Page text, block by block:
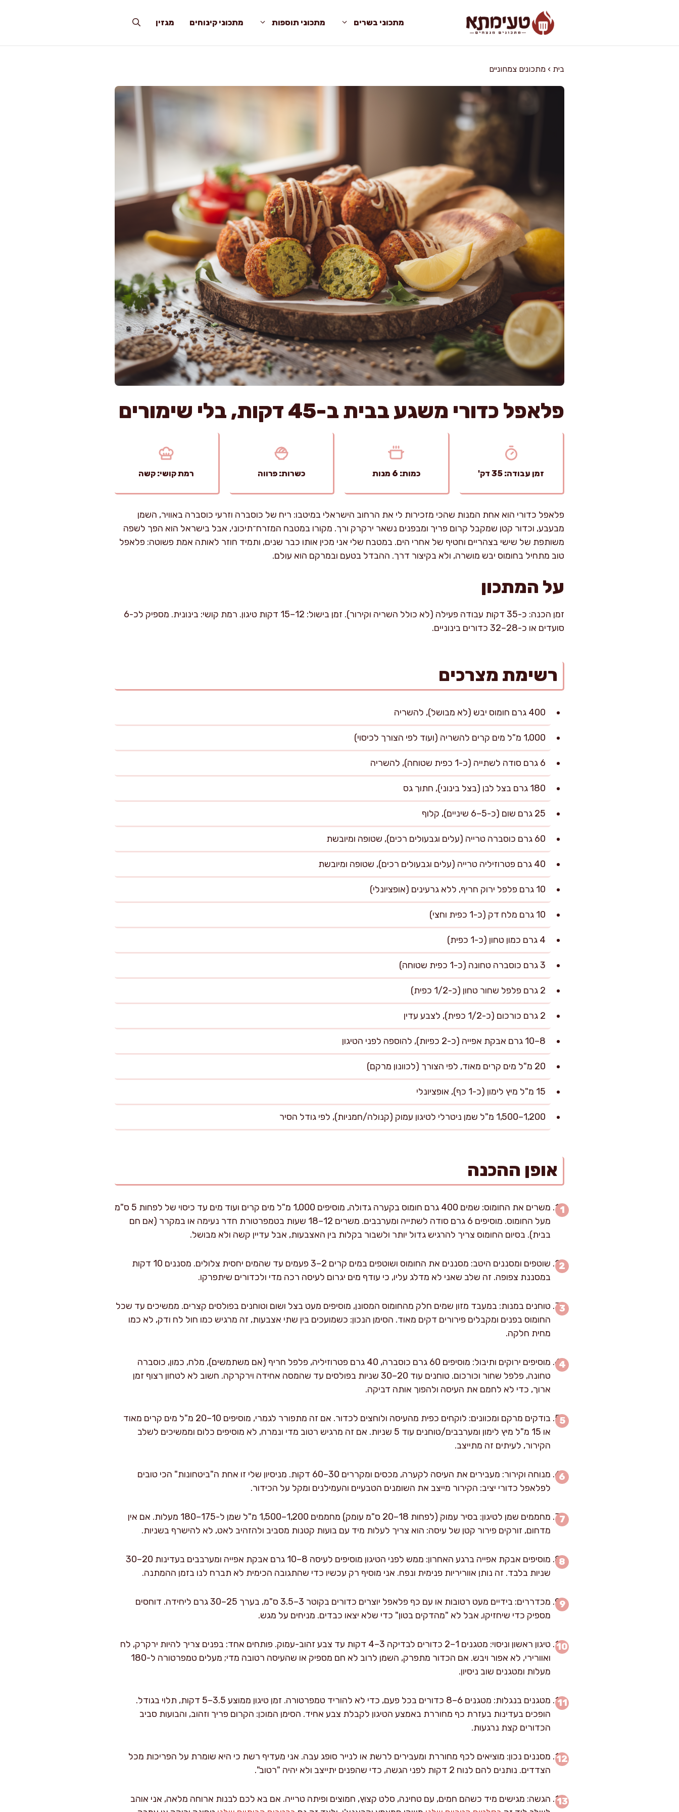
מתכוני בשרים מתכוני תוספות מתכוני קינוחים מגזין
בית › מתכונים צמחוניים
פלאפל כדורי משגע בבית ב-45 דקות, בלי שימורים
זמן עבודה: 35 דק' כמות: 6 מנות כשרות: פרווה רמת קושי: קשה
פלאפל כדורי הוא אחת המנות שהכי מזכירות לי את הרחוב הישראלי במיטבו: ריח של כוסברה וזרעי כוסברה באוויר, השמן
מבעבע, וכדור קטן שמקבל קרום פריך ומבפנים נשאר ירקרק ורך. מקורו במטבח המזרח־תיכוני, אבל בישראל הוא הפך לשפה
משותפת של שישי בצהריים וחטיף של אחרי הים. במטבח שלי אני מכין אותו כבר שנים, ותמיד חוזר לאותה אמת פשוטה: פלאפל
טוב מתחיל בחומוס יבש מושרה, ולא בקיצור דרך. ההבדל בטעם ובמרקם הוא עולם.
על המתכון
זמן הכנה: כ-35 דקות עבודה פעילה (לא כולל השריה וקירור). זמן בישול: 12–15 דקות טיגון. רמת קושי: בינונית. מספיק לכ-6
סועדים או כ-28–32 כדורים בינוניים.
רשימת מצרכים
400 גרם חומוס יבש (לא מבושל), להשריה
1,000 מ"ל מים קרים להשריה (ועוד לפי הצורך לכיסוי)
6 גרם סודה לשתייה (כ-1 כפית שטוחה), להשריה
180 גרם בצל לבן (בצל בינוני), חתוך גס
25 גרם שום (כ-5–6 שיניים), קלוף
60 גרם כוסברה טרייה (עלים וגבעולים רכים), שטופה ומיובשת
40 גרם פטרוזיליה טרייה (עלים וגבעולים רכים), שטופה ומיובשת
10 גרם פלפל ירוק חריף, ללא גרעינים (אופציונלי)
10 גרם מלח דק (כ-1 כפית וחצי)
4 גרם כמון טחון (כ-1 כפית)
3 גרם כוסברה טחונה (כ-1 כפית שטוחה)
2 גרם פלפל שחור טחון (כ-1/2 כפית)
2 גרם כורכום (כ-1/2 כפית), לצבע עדין
8–10 גרם אבקת אפייה (כ-2 כפיות), להוספה לפני הטיגון
20 מ"ל מים קרים מאוד, לפי הצורך (לכוונון מרקם)
15 מ"ל מיץ לימון (כ-1 כף), אופציונלי
1,200–1,500 מ"ל שמן ניטרלי לטיגון עמוק (קנולה/חמניות), לפי גודל הסיר
אופן ההכנה
משרים את החומוס: שמים 400 גרם חומוס בקערה גדולה, מוסיפים 1,000 מ"ל מים קרים ועוד מים עד כיסוי של לפחות 5 ס"מ
מעל החומוס. מוסיפים 6 גרם סודה לשתייה ומערבבים. משרים 12–18 שעות בטמפרטורת חדר נעימה או במקרר (אם חם
בבית). בסיום החומוס צריך להרגיש גדול יותר ולשבור בקלות בין האצבעות, אבל עדיין קשה ולא מבושל.
שוטפים ומסננים היטב: מסננים את החומוס ושוטפים במים קרים 2–3 פעמים עד שהמים יחסית צלולים. מסננים 10 דקות
במסננת צפופה. זה שלב שאני לא מדלג עליו, כי עודף מים יגרום לעיסה רכה מדי ולכדורים שיתפרקו.
טוחנים במנות: במעבד מזון שמים חלק מהחומוס המסונן, מוסיפים מעט בצל ושום וטוחנים בפולסים קצרים. ממשיכים עד שכל
החומוס בפנים ומקבלים פירורים דקים מאוד. הסימן הנכון: כשמועכים בין שתי אצבעות, זה מרגיש כמו חול לח ודק, לא כמו
מחית חלקה.
מוסיפים ירוקים ותיבול: מוסיפים 60 גרם כוסברה, 40 גרם פטרוזיליה, פלפל חריף (אם משתמשים), מלח, כמון, כוסברה
טחונה, פלפל שחור וכורכום. טוחנים עוד 20–30 שניות בפולסים עד שהמסה אחידה וירקרקה. חשוב לא לטחון רצוף זמן
ארוך, כדי לא לחמם את העיסה ולהפוך אותה דביקה.
בודקים מרקם ומכוונים: לוקחים כפית מהעיסה ולוחצים לכדור. אם זה מתפורר לגמרי, מוסיפים 10–20 מ"ל מים קרים מאוד
או 15 מ"ל מיץ לימון ומערבבים/טוחנים עוד 5 שניות. אם זה מרגיש רטוב מדי ונמרח, לא מוסיפים כלום וממשיכים לשלב
הקירור, לעיתים זה מתייצב.
מנוחה וקירור: מעבירים את העיסה לקערה, מכסים ומקררים 30–60 דקות. מניסיון שלי זו אחת ה"ביטחונות" הכי טובים
לפלאפל כדורי יציב: הקירור מייצב את השומנים הטבעיים והעמילנים ומקל על הכידור.
מחממים שמן לטיגון: בסיר עמוק (לפחות 18–20 ס"מ עומק) מחממים 1,200–1,500 מ"ל שמן ל-175–180 מעלות. אם אין
מדחום, זורקים פירור קטן של עיסה: הוא צריך לעלות מיד עם בועות קטנות מסביב ולהזהיב לאט, לא להישרף בשניות.
מוסיפים אבקת אפייה ברגע האחרון: ממש לפני הטיגון מוסיפים לעיסה 8–10 גרם אבקת אפייה ומערבבים בעדינות 20–30
שניות בלבד. זה נותן אווריריות פנימית ונפח. אני מוסיף רק עכשיו כדי שהתגובה הכימית לא תברח לנו בזמן ההמתנה.
מכדררים: בידיים מעט רטובות או עם כף פלאפל יוצרים כדורים בקוטר 3–3.5 ס"מ, בערך 25–30 גרם ליחידה. דוחסים
מספיק כדי שיחזיקו, אבל לא "מהדקים בטון" כדי שלא יצאו כבדים. מניחים על מגש.
טיגון ראשון וניסוי: מטגנים 1–2 כדורים לבדיקה 3–4 דקות עד צבע זהוב-עמוק. פותחים אחד: בפנים צריך להיות ירקרק, לח
ואוורירי, לא אפור ויבש. אם הכדור מתפרק, השמן לרוב לא חם מספיק או שהעיסה רטובה מדי; מעלים טמפרטורה ל-180
מעלות ומטגנים שוב ניסיון.
מטגנים בנגלות: מטגנים 6–8 כדורים בכל פעם, כדי לא להוריד טמפרטורה. זמן טיגון ממוצע 3.5–5 דקות, תלוי בגודל.
הופכים בעדינות בעזרת כף מחוררת באמצע הטיגון לקבלת צבע אחיד. הסימן המוכן: הקרום פריך וזהוב, והבועות סביב
הכדורים קצת נרגעות.
מסננים נכון: מוציאים לכף מחוררת ומעבירים לרשת או לנייר סופג עבה. אני מעדיף רשת כי היא שומרת על הפריכות מכל
הצדדים. נותנים להם לנוח 2 דקות לפני הגשה, כדי שהפנים יתייצב ולא יהיה "רטוב".
הגשה: מגישים מיד כשהם חמים, עם טחינה, סלט קצוץ, חמוצים ופיתה טרייה. אם בא לכם לבנות ארוחה מלאה, אני אוהב